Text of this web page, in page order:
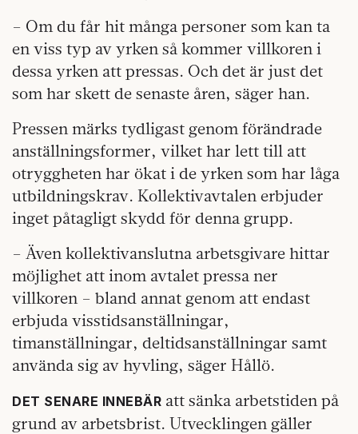
– Om du får hit många personer som kan ta
en viss typ av yrken så kommer villkoren i
dessa yrken att pressas. Och det är just det
som har skett de senaste åren, säger han.
Pressen märks tydligast genom förändrade
anställningsformer, vilket har lett till att
otryggheten har ökat i de yrken som har låga
utbildningskrav. Kollektivavtalen erbjuder
inget påtagligt skydd för denna grupp.
– Även kollektivanslutna arbetsgivare hittar
möjlighet att inom avtalet pressa ner
villkoren – bland annat genom att endast
erbjuda visstidsanställningar,
timanställningar, deltidsanställningar samt
använda sig av hyvling, säger Hållö.
DET SENARE INNEBÄR att sänka arbetstiden på
grund av arbetsbrist. Utvecklingen gäller